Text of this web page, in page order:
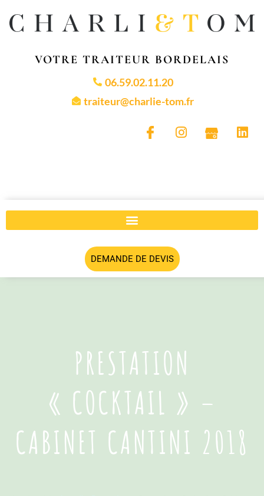
VOTRE TRAITEUR BORDELAIS
06.59.02.11.20
traiteur@charlie-tom.fr
DEMANDE DE DEVIS
PRESTATION
« COCKTAIL » –
CABINET CANTINI 2018